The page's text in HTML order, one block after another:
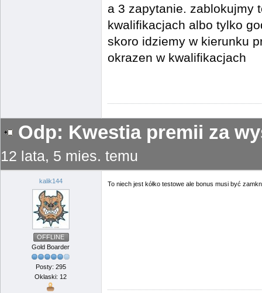
a 3 zapytanie. zablokujmy
kwalifikacjach albo tylko
skoro idziemy w kierunku
okrazen w kwalifikacjach
Odp: Kwestia premii za
12 lata, 5 mies. temu
kalik144
OFFLINE
Gold Boarder
Posty: 295
Oklaski: 12
To niech jest kółko testowe ale bonus musi być